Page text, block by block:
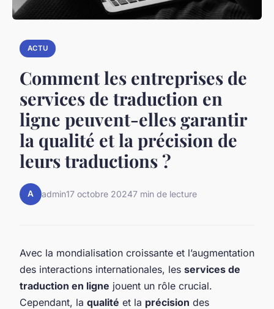
ACTU
Comment les entreprises de
services de traduction en
ligne peuvent-elles garantir
la qualité et la précision de
leurs traductions ?
A admin17 octobre 20247 min de lecture
Avec la mondialisation croissante et l’augmentation
des interactions internationales, les services de
traduction en ligne jouent un rôle crucial.
Cependant, la qualité et la précision des